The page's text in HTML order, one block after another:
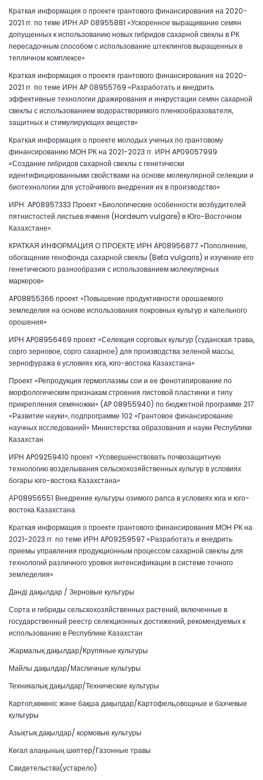
Краткая информация о проекте грантового финансирования на 2020-
2021 гг. по теме ИРН АР 08955881 «Ускоренное выращивание семян
допущенных к использованию новых гибридов сахарной свеклы в РК
пересадочным способом с использование штеклингов выращенных в
тепличном комплексе»
Краткая информация о проекте грантового финансирования на 2020-
2021 гг. по теме ИРН AP 08955769 «Разработать и внедрить
эффективные технологии дражирования и инкрустации семян сахарной
свеклы с использованием водорастворимого пленкообразователя,
защитных и стимулирующих веществ»
Краткая информация о проекте молодых ученых по грантовому
финансированию МОН РК на 2021-2023 гг. ИРН AP09057999
«Создание гибридов сахарной свеклы с генетически
идентифицированными свойствами на основе молекулярной селекции и
биотехнологии для устойчивого внедрения их в производство»
ИРН: AP08957333 Проект «Биологические особенности возбудителей
пятнистостей листьев ячменя (Hordeum vulgare) в Юго-Восточном
Казахстане».
КРАТКАЯ ИНФОРМАЦИЯ О ПРОЕКТЕ ИРН AP08956877 «Пополнение,
обогащение генофонда сахарной свеклы (Beta vulgaris) и изучение его
генетического разнообразия с использованием молекулярных
маркеров»
AP08855366 проект «Повышение продуктивности орошаемого
земледелия на основе использования покровных культур и капельного
орошения»
ИРН AP08956469 проект «Селекция сорговых культур (суданская трава,
сорго зерновое, сорго сахарное) для производства зеленой массы,
зернофуража в условиях юга, юго-востока Казахстана»
Проект «Репродукция гермоплазмы сои и ее фенотипирование по
морфологическим признакам строения листовой пластинки и типу
прикрепления семяножки» (AP 08955940) по бюджетной программе 217
«Развитие науки», подпрограмме 102 «Грантовое финансирование
научных исследований» Министерства образования и науки Республики
Казахстан
ИРН AP09259410 проект «Усовершенствовать почвозащитную
технологию возделывания сельскохозяйственных культур в условиях
богары юго-востока Казахстана»
АР08956551 Внедрение культуры озимого рапса в условиях юга и юго-
востока Казахстана
Краткая информация о проекте грантового финансирования МОН РК на
2021-2023 гг. по теме ИРН AP09259597 «Разработать и внедрить
приемы управления продукционным процессом сахарной свеклы для
технологий различного уровня интенсификации в системе точного
земледелия»
Дәнді дақылдар / Зерновые культуры
Сорта и гибриды сельскохозяйственных растений, включенные в
государственный реестр селекционных достижений, рекомендуемых к
использованию в Республике Казахстан
Жармалық дақылдар/Крупяные культуры
Майлы дақылдар/Масличные культуры
Техникалық дақылдар/Технические культуры
Картоп,көкөніс және бақша дақылдар/Картофель,овощные и бахчевые
культуры
Азықтық дақылдар/ кормовые культуры
Көгал алаңының шөптер/Газонные травы
Свидетельства(устарело)